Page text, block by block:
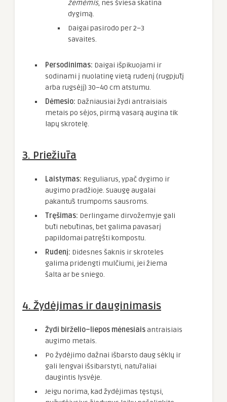
žemėmis, nes šviesa skatina
dygimą.
Daigai pasirodo per 2–3
savaites.
Persodinimas: Daigai išpikuojami ir
sodinami į nuolatinę vietą rudenį (rugpjūtį
arba rugsėjį) 30–40 cm atstumu.
Dėmesio: Dažniausiai žydi antraisiais
metais po sėjos, pirmą vasarą augina tik
lapų skrotelę.
3. Priežiūra
Laistymas: Reguliarus, ypač dygimo ir
augimo pradžioje. Suaugę augalai
pakantūs trumpoms sausroms.
Tręšimas: Derlingame dirvožemyje gali
būti nebūtinas, bet galima pavasarį
papildomai patręšti kompostu.
Rudenį: Didesnes šaknis ir skroteles
galima pridengti mulčiumi, jei žiema
šalta ar be sniego.
4. Žydėjimas ir dauginimasis
Žydi birželio–liepos mėnesiaisantraisiais
augimo metais.
Po žydėjimo dažnai išbarsto daug sėklų ir
gali lengvai išsibarstyti, natūraliai
daugintis lysvėje.
Jeigu norima, kad žydėjimas tęstųsi,